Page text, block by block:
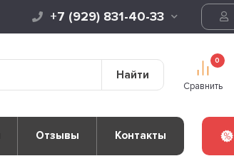
+7 (929) 831-40-33
Найти
0
Сравнить
Отзывы Контакты